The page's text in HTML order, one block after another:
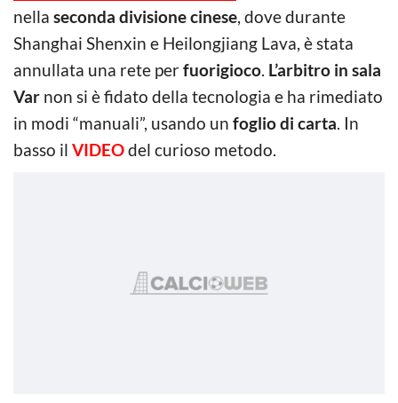
nella seconda divisione cinese, dove durante
Shanghai Shenxin e Heilongjiang Lava, è stata
annullata una rete perfuorigioco. L’arbitro in sala
Var non si è fidato della tecnologia e ha rimediato
in modi “manuali”, usando un foglio di carta. In
basso il VIDEOdel curioso metodo.